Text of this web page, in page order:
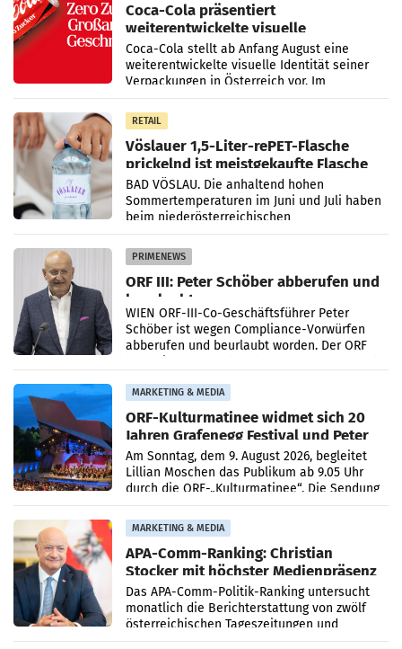
Coca-Cola präsentiert
weiterentwickelte visuelle
Markenidentität
Coca-Cola stellt ab Anfang August eine
weiterentwickelte visuelle Identität seiner
Verpackungen in Österreich vor. Im
Mittelpunkt des Redesigns stehen zentrale
Gestaltungselemente
RETAIL
Vöslauer 1,5-Liter-rePET-Flasche
prickelnd ist meistgekaufte Flasche
Österreichs
BAD VÖSLAU. Die anhaltend hohen
Sommertemperaturen im Juni und Juli haben
beim niederösterreichischen
Getränkehersteller Vöslauer zu deutlichen
Absatzzuwächsen geführt. Während
PRIMENEWS
ORF III: Peter Schöber abberufen und
beurlaubt
WIEN ORF-III-Co-Geschäftsführer Peter
Schöber ist wegen Compliance-Vorwürfen
abberufen und beurlaubt worden. Der ORF
MARKETING & MEDIA
ORF-Kulturmatinee widmet sich 20
Jahren Grafenegg Festival und Peter
Simonischek
Am Sonntag, dem 9. August 2026, begleitet
Lillian Moschen das Publikum ab 9.05 Uhr
durch die ORF-„Kulturmatinee“. Die Sendung
startet mit der Dokumentation „20 Jahre
Grafenegg
MARKETING & MEDIA
APA-Comm-Ranking: Christian
Stocker mit höchster Medienpräsenz
im Juli
Das APA-Comm-Politik-Ranking untersucht
monatlich die Berichterstattung von zwölf
österreichischen Tageszeitungen und
analysiert, welche Politikerinnen und